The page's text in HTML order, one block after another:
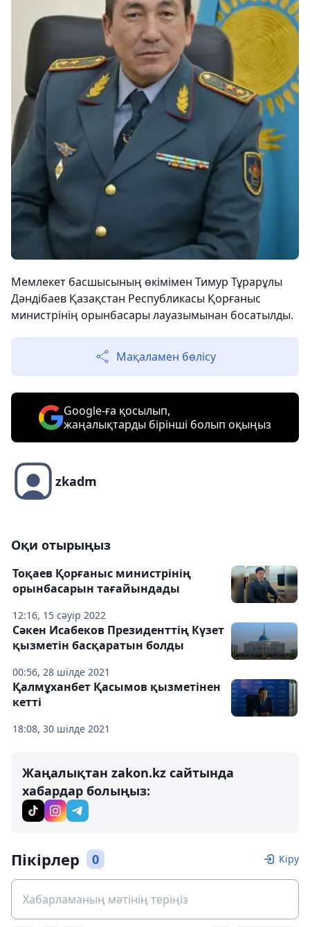
Мемлекет басшысының өкімімен Тимур Тұрарұлы
Дәндібаев Қазақстан Республикасы Қорғаныс
министрінің орынбасары лауазымынан босатылды.
Мақаламен бөлісу
Google-ға қосылып,
жаңалықтарды бірінші болып оқыңыз
zkadm
Оқи отырыңыз
12:16, 15 сәуір 2022
Тоқаев Қорғаныс министрінің
орынбасарын тағайындады
00:56, 28 шілде 2021
Сәкен Исабеков Президенттің Күзет
қызметін басқаратын болды
18:08, 30 шілде 2021
Қалмұханбет Қасымов қызметінен
кетті
Жаңалықтан zakon.kz сайтында
хабардар болыңыз:
Пікірлер 0 Кіру